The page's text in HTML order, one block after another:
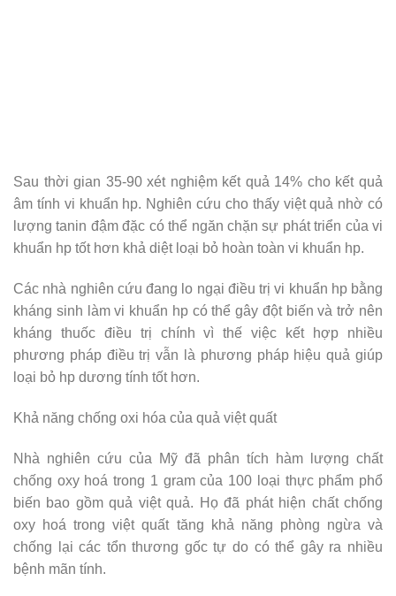
Sau thời gian 35-90 xét nghiệm kết quả 14% cho kết quả
âm tính vi khuẩn hp. Nghiên cứu cho thấy việt quả nhờ có
lượng tanin đậm đặc có thể ngăn chặn sự phát triển của vi
khuẩn hp tốt hơn khả diệt loại bỏ hoàn toàn vi khuẩn hp.
Các nhà nghiên cứu đang lo ngại điều trị vi khuẩn hp bằng
kháng sinh làm vi khuẩn hp có thể gây đột biến và trở nên
kháng thuốc điều trị chính vì thế việc kết hợp nhiều
phương pháp điều trị vẫn là phương pháp hiệu quả giúp
loại bỏ hp dương tính tốt hơn.
Khả năng chống oxi hóa của quả việt quất
Nhà nghiên cứu của Mỹ đã phân tích hàm lượng chất
chống oxy hoá trong 1 gram của 100 loại thực phẩm phổ
biến bao gồm quả việt quả. Họ đã phát hiện chất chống
oxy hoá trong việt quất tăng khả năng phòng ngừa và
chống lại các tổn thương gốc tự do có thể gây ra nhiều
bệnh mãn tính.